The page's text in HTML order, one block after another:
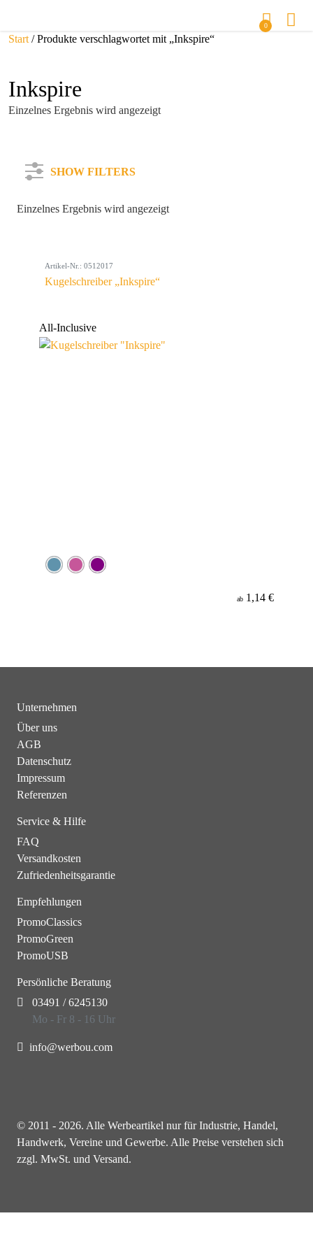
0
Start / Produkte verschlagwortet mit „Inkspire“
Inkspire
Einzelnes Ergebnis wird angezeigt
SHOW FILTERS
Farbe
Einzelnes Ergebnis wird angezeigt
Artikel-Nr.: 0512017
Kugelschreiber „Inkspire“
All-Inclusive
ab 1,14 €
Unternehmen
Über uns
AGB
Datenschutz
Impressum
Referenzen
Service & Hilfe
FAQ
Versandkosten
Zufriedenheitsgarantie
Empfehlungen
PromoClassics
PromoGreen
PromoUSB
Persönliche Beratung
03491 / 6245130
Mo - Fr 8 - 16 Uhr
info@werbou.com
© 2011 - 2026. Alle Werbeartikel nur für Industrie, Handel,
Handwerk, Vereine und Gewerbe. Alle Preise verstehen sich
zzgl. MwSt. und Versand.